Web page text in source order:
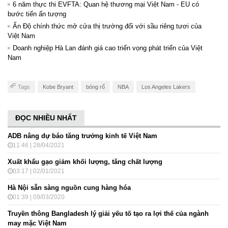
6 năm thực thi EVFTA: Quan hệ thương mại Việt Nam - EU có
bước tiến ấn tượng
Ấn Độ chính thức mở cửa thị trường đối với sầu riêng tươi của
Việt Nam
Doanh nghiệp Hà Lan đánh giá cao triển vọng phát triển của Việt
Nam
Tags Kobe Bryant bóng rổ NBA Los Angeles Lakers
ĐỌC NHIỀU NHẤT
ADB nâng dự báo tăng trưởng kinh tế Việt Nam
11:46 | 28/04/2021
Xuất khẩu gạo giảm khối lượng, tăng chất lượng
03:17 | 02/01/2021
Hà Nội sẵn sàng nguồn cung hàng hóa
01:39 | 09/03/2020
Truyền thông Bangladesh lý giải yếu tố tạo ra lợi thế của ngành
may mặc Việt Nam